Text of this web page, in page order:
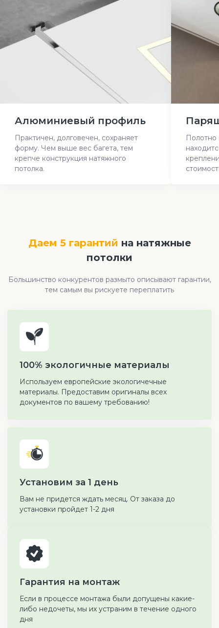
Алюминиевый профиль
Практичен, долговечен, сохраняет
форму. Чем выше вес багета, тем
крепче конструкция натяжного
потолка.
Полотно
Даем 5 гарантий на натяжные
потолки
Большинство конкурентов размыто описывают гарантии,
тем самым вы рискуете переплатить
100% экологичные материалы
Используем европейские экологичечные
материалы. Предоставим оригиналы всех
документов по вашему требованию!
Установим за 1 день
Вам не придется ждать месяц. От заказа до
установки пройдет 1-2 дня
Гарантия на монтаж
Если в процессе монтажа были допущены какие-
либо недочеты, мы их устраним в течение одного
дня